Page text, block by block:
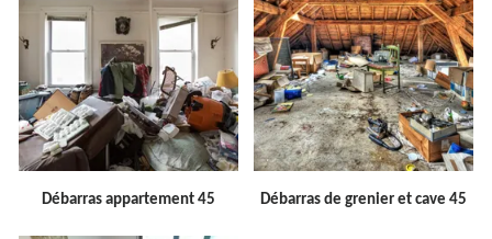
Débarras appartement 45 Débarras de grenier et cave 45